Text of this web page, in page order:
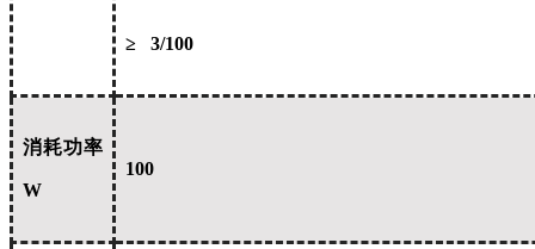
≥ 3/100
消耗功率
W
100